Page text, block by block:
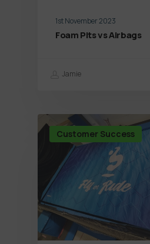
1st November 2023
Foam Pits vs Airbags
Jamie
Customer Success